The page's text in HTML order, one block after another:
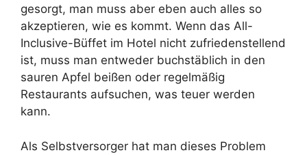
gesorgt, man muss aber eben auch alles so
akzeptieren, wie es kommt. Wenn das All-
Inclusive-Büffet im Hotel nicht zufriedenstellend
ist, muss man entweder buchstäblich in den
sauren Apfel beißen oder regelmäßig
Restaurants aufsuchen, was teuer werden
kann.
Als Selbstversorger hat man dieses Problem